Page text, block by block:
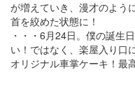
が増えていき、漫才のよう
首を絞めた状態に！
・・・6月24日。僕の誕生
い！ではなく、楽屋入り口
オリジナル車掌ケーキ！最